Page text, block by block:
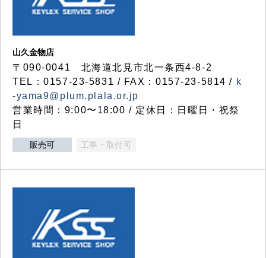
山久金物店
〒090-0041 北海道北見市北一条西4-8-2
TEL：0157-23-5831 / FAX：0157-23-5814 / k
-yama9@plum.plala.or.jp
営業時間：9:00〜18:00 / 定休日：日曜日・祝祭
日
販売可 工事・取付可